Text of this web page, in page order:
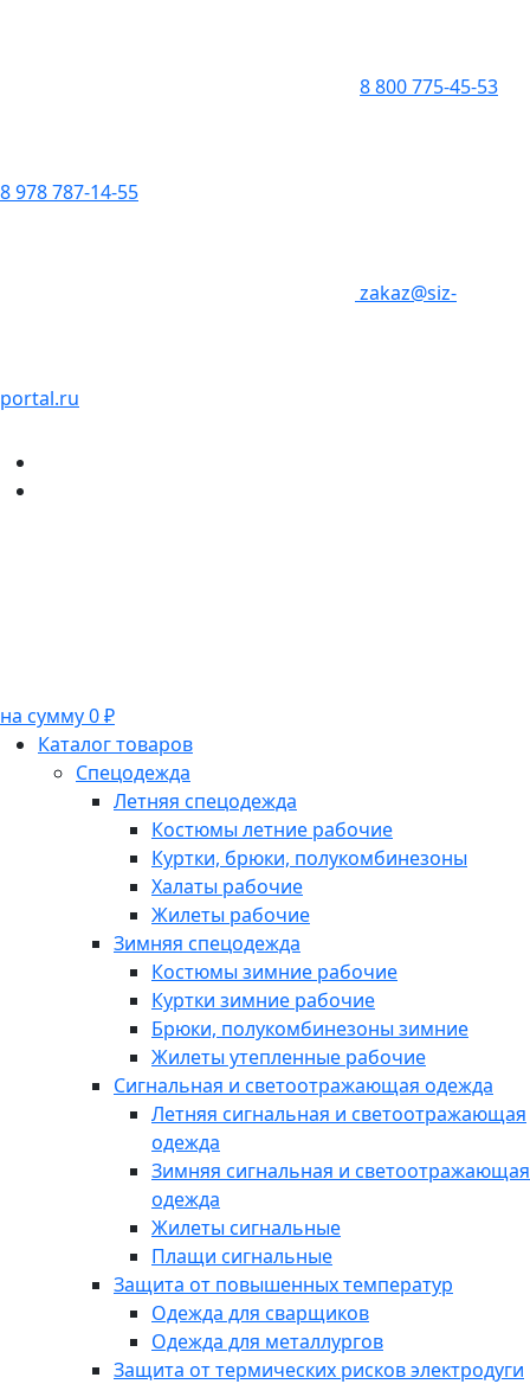
8 800 775-45-53
8 978 787-14-55
zakaz@siz-
portal.ru
на сумму 0 ₽
Каталог товаров
Спецодежда
Летняя спецодежда
Костюмы летние рабочие
Куртки, брюки, полукомбинезоны
Халаты рабочие
Жилеты рабочие
Зимняя спецодежда
Костюмы зимние рабочие
Куртки зимние рабочие
Брюки, полукомбинезоны зимние
Жилеты утепленные рабочие
Сигнальная и светоотражающая одежда
Летняя сигнальная и светоотражающая
одежда
Зимняя сигнальная и светоотражающая
одежда
Жилеты сигнальные
Плащи сигнальные
Защита от повышенных температур
Одежда для сварщиков
Одежда для металлургов
Защита от термических рисков электродуги